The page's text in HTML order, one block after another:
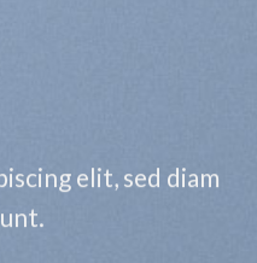
elit, sed diam